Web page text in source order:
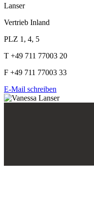
Lanser
Vertrieb Inland
PLZ 1, 4, 5
T +49 711 77003 20
F +49 711 77003 33
E-Mail schreiben